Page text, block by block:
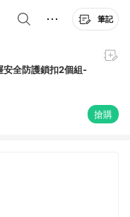
筆記
全防護鎖扣2個組-
搶購